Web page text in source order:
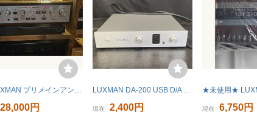
28,000円 現在 2,400円 現在 6,750円